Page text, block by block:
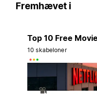
Fremhævet i
Top 10 Free
10 skabeloner